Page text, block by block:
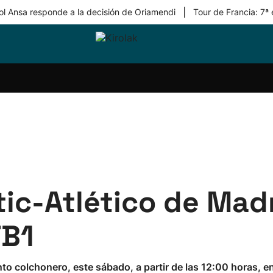
Ansa responde a la decisión de Oriamendi Tour de Francia: 7ª
Equipos
Atlético de
colchonero, este sábado, a partir de las 12:00 horas,